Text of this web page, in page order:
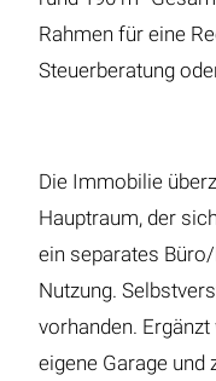
Rahmen für eine
Steuerberatung
Die Immobilie
Hauptraum, der
ein separates
Nutzung.
vorhanden.
eigene Garage und